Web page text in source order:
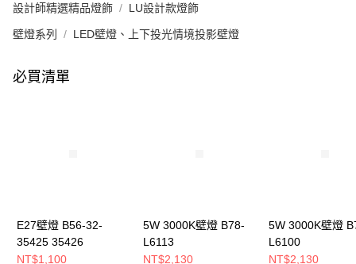
設計師精選精品燈飾 LU設計款燈飾
壁燈系列 LED壁燈、上下投光情境投影壁燈
必買清單
E27壁燈 B56-32-
35425 35426
NT$1,100
5W 3000K壁燈 B78-
L6113
NT$2,130
5W 3000K壁燈
L6100
NT$2,130